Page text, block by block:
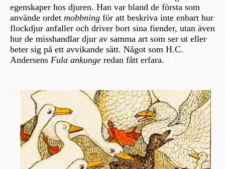
egenskaper hos djuren. Han var bland de första som
använde ordet mobbning för att beskriva inte enbart hur
flockdjur anfaller och driver bort sina fiender, utan även
hur de misshandlar djur av samma art som ser ut eller
beter sig på ett avvikande sätt. Något som H.C.
Andersens Fula ankunge redan fått erfara.